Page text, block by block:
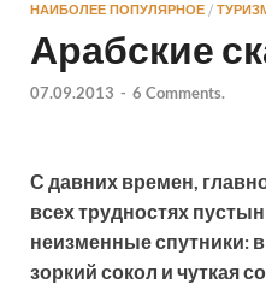
НАИБОЛЕЕ ПОПУЛЯРНОЕ /
Арабские
07.09.2013 - 6 Comments.
С давних времен,
всех трудностях
неизменные спутники:
зоркий сокол и чуткая